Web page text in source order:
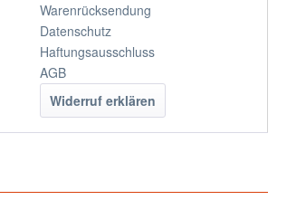
Warenrücksendung
Datenschutz
Haftungsausschluss
AGB
Widerruf erklären